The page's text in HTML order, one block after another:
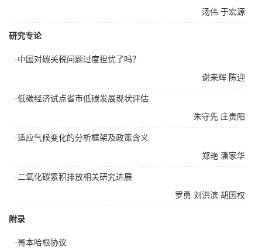
于宏源
汤伟
研究专论
陈迎
谢来辉
·中国对碳关税问题过度担忧了吗？
庄贵阳
朱守先
·低碳经济试点省市低碳发展现状评估
潘家华
郑艳
·适应气候变化的分析框架及政策含义
胡国权
刘洪滨
罗勇
·二氧化碳累积排放相关研究进展
附录
·哥本哈根协议